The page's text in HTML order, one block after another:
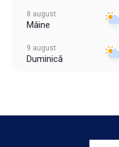
8 august
Mâine
9 august
Duminică
11 august